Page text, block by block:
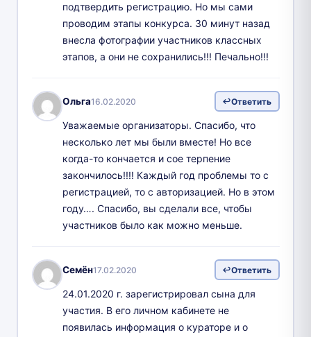
подтвердить регистрацию. Но мы сами
проводим этапы конкурса. 30 минут назад
внесла фотографии участников классных
этапов, а они не сохранились!!! Печально!!!
Ольга16.02.2020 Ответить
Уважаемые организаторы. Спасибо, что
несколько лет мы были вместе! Но все
когда-то кончается и сое терпение
закончилось!!!! Каждый год проблемы то с
регистрацией, то с авторизацией. Но в этом
году…. Спасибо, вы сделали все, чтобы
участников было как можно меньше.
Семён17.02.2020 Ответить
24.01.2020 г. зарегистрировал сына для
участия. В его личном кабинете не
появилась информация о кураторе и о